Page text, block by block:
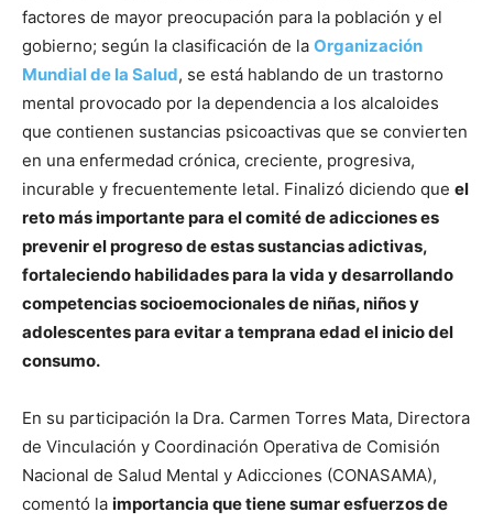
factores de mayor preocupación para la población y el
gobierno; según la clasificación de la Organización
Mundial de la Salud, se está hablando de un trastorno
mental provocado por la dependencia a los alcaloides
que contienen sustancias psicoactivas que se convierten
en una enfermedad crónica, creciente, progresiva,
incurable y frecuentemente letal. Finalizó diciendo que el
reto más importante para el comité de adicciones es
prevenir el progreso de estas sustancias adictivas,
fortaleciendo habilidades para la vida y desarrollando
competencias socioemocionales de niñas, niños y
adolescentes para evitar a temprana edad el inicio del
consumo.
En su participación la Dra. Carmen Torres Mata, Directora
de Vinculación y Coordinación Operativa de Comisión
Nacional de Salud Mental y Adicciones (CONASAMA),
comentó la importancia que tiene sumar esfuerzos de